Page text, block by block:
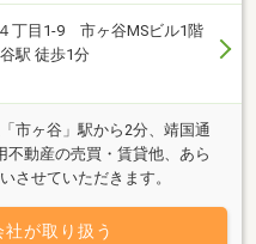
丁目1-9 市ヶ谷MSビル1階
駅 徒歩1分
市ヶ谷」駅から2分、靖国通
不動産の売買・賃貸他、あら
させていただきます。
が取り扱う